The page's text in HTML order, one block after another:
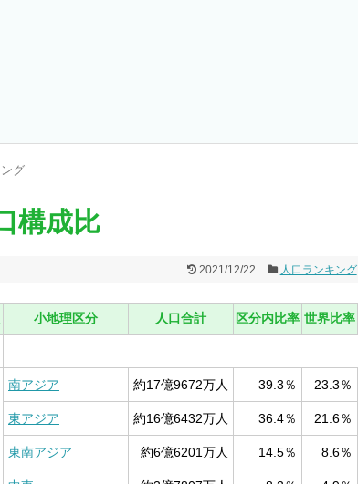
グ
構成比
2021/12/22 人口ランキング
小地理区分 人口合計 区分内比率 世界比率
南アジア 約17億9672万人 39.3％ 23.3％
東アジア 約16億6432万人 36.4％ 21.6％
東南アジア 約6億6201万人 14.5％ 8.6％